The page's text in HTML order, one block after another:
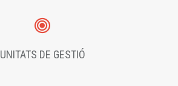
UNITATS DE GESTIÓ